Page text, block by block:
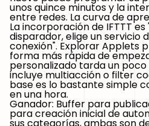
unos quince minutos y la
entre redes. La curva de
La incorporación de IFTTT
disparador, elige un servicio
conexión". Explorar Applets
forma más rápida de
personalizado tarda un
incluye multiacción o filter
base es lo bastante simple
en una hora.
Ganador: Buffer para
para creación inicial de